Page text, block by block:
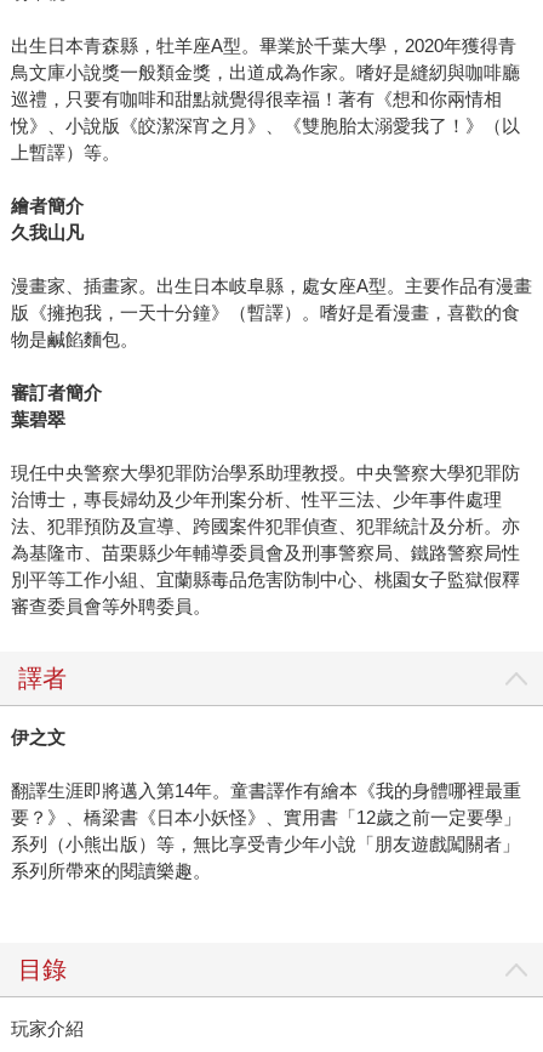
出生日本青森縣，牡羊座A型。畢業於千葉大學，2020年獲得青
鳥文庫小說獎一般類金獎，出道成為作家。嗜好是縫紉與咖啡廳
巡禮，只要有咖啡和甜點就覺得很幸福！著有《想和你兩情相
悅》、小說版《皎潔深宵之月》、《雙胞胎太溺愛我了！》（以
上暫譯）等。
繪者簡介
久我山凡
漫畫家、插畫家。出生日本岐阜縣，處女座A型。主要作品有漫畫
版《擁抱我，一天十分鐘》（暫譯）。嗜好是看漫畫，喜歡的食
物是鹹餡麵包。
審訂者簡介
葉碧翠
現任中央警察大學犯罪防治學系助理教授。中央警察大學犯罪防
治博士，專長婦幼及少年刑案分析、性平三法、少年事件處理
法、犯罪預防及宣導、跨國案件犯罪偵查、犯罪統計及分析。亦
為基隆市、苗栗縣少年輔導委員會及刑事警察局、鐵路警察局性
別平等工作小組、宜蘭縣毒品危害防制中心、桃園女子監獄假釋
審查委員會等外聘委員。
譯者
伊之文
翻譯生涯即將邁入第14年。童書譯作有繪本《我的身體哪裡最重
要？》、橋梁書《日本小妖怪》、實用書「12歲之前一定要學」
系列（小熊出版）等，無比享受青少年小說「朋友遊戲闖關者」
系列所帶來的閱讀樂趣。
目錄
玩家介紹